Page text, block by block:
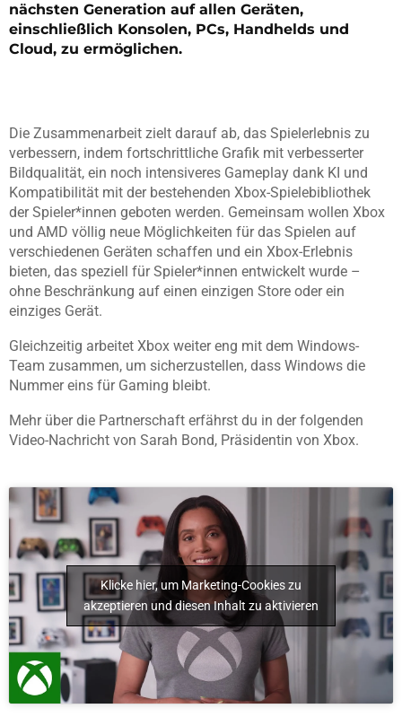
nächsten Generation auf allen Geräten,
einschließlich Konsolen, PCs, Handhelds und
Cloud, zu ermöglichen.
Die Zusammenarbeit zielt darauf ab, das Spielerlebnis zu
verbessern, indem fortschrittliche Grafik mit verbesserter
Bildqualität, ein noch intensiveres Gameplay dank KI und
Kompatibilität mit der bestehenden Xbox-Spielebibliothek
der Spieler*innen geboten werden. Gemeinsam wollen Xbox
und AMD völlig neue Möglichkeiten für das Spielen auf
verschiedenen Geräten schaffen und ein Xbox-Erlebnis
bieten, das speziell für Spieler*innen entwickelt wurde –
ohne Beschränkung auf einen einzigen Store oder ein
einziges Gerät.
Gleichzeitig arbeitet Xbox weiter eng mit dem Windows-
Team zusammen, um sicherzustellen, dass Windows die
Nummer eins für Gaming bleibt.
Mehr über die Partnerschaft erfährst du in der folgenden
Video-Nachricht von Sarah Bond, Präsidentin von Xbox.
Klicke hier, um Marketing-Cookies zu
akzeptieren und diesen Inhalt zu aktivieren